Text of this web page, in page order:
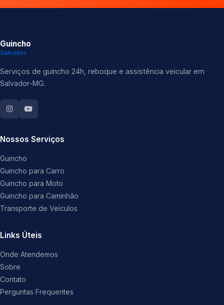
Guincho
Salvador
Serviços de guincho 24h, reboque e assistência veicular em
Salvador-MG.
Nossos Serviços
Guincho
Guincho para Carro
Guincho para Moto
Guincho para Caminhão
Transporte de Veículos
Links Úteis
Onde Atendemos
Sobre
Contato
Perguntas Frequentes